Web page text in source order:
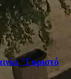
"Γυριστό